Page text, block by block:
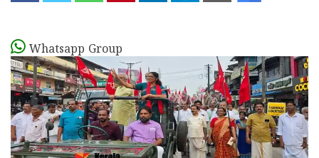
Whatsapp Group